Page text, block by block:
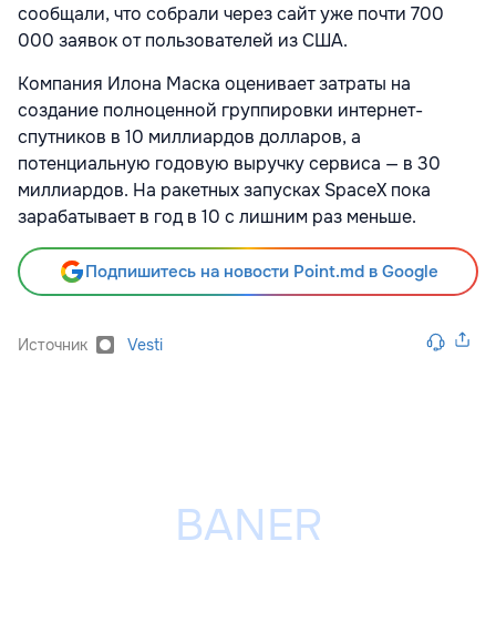
сообщали, что собрали через сайт уже почти 700
000 заявок от пользователей из США.
Компания Илона Маска оценивает затраты на
создание полноценной группировки интернет-
спутников в 10 миллиардов долларов, а
потенциальную годовую выручку сервиса — в 30
миллиардов. На ракетных запусках SpaceX пока
зарабатывает в год в 10 с лишним раз меньше.
Подпишитесь на новости Point.md в Google
Источник Vesti